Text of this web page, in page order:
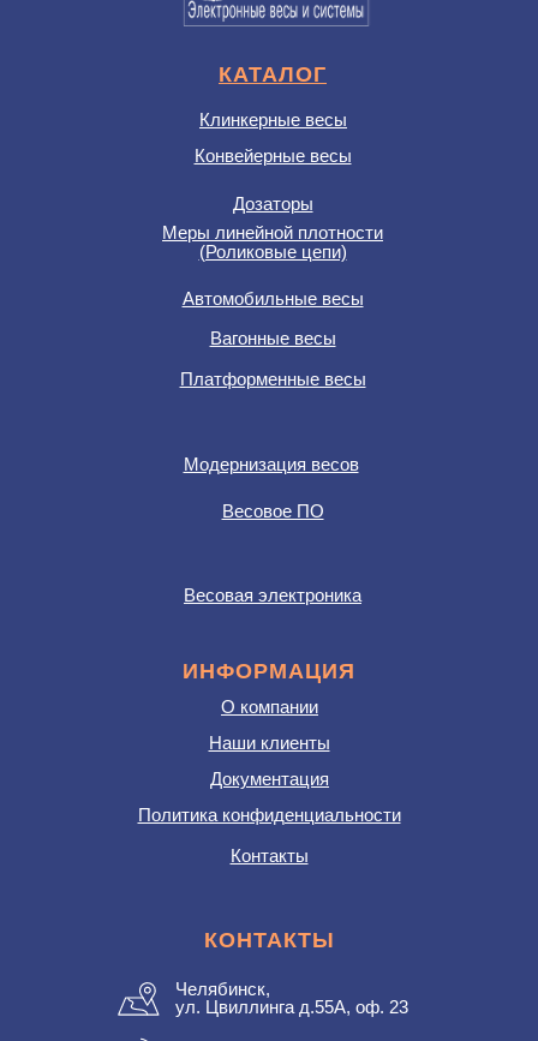
КАТАЛОГ
Конвейерные весы
Клинкерные весы
Дозаторы
Меры линейной плотности
(Роликовые цепи)
Автомобильные весы
Вагонные весы
Платформенные весы
Модернизация весов
Весовое ПО
Весовая электроника
О компании
Наши клиенты
Документация
Контакты
Политика конфиденциальности
ИНФОРМАЦИЯ
Челябинск,
ул. Цвиллинга д.55А, оф. 23
КОНТАКТЫ